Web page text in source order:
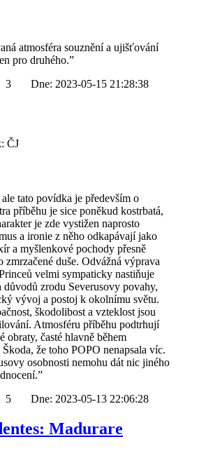
atmosféra souznění a ujišťování
pro druhého.”
3 Dne: 2023-05-15 21:28:38
ČJ
tato povídka je především o
příběhu je sice poněkud kostrbatá,
je zde vystižen naprosto
a ironie z něho odkapávají jako
a myšlenkové pochody přesně
zmrzačené duše. Odvážná výprava
velmi sympaticky nastiňuje
důvodů zrodu Severusovy povahy,
vývoj a postoj k okolnímu světu.
škodolibost a vzteklost jsou
Atmosféru příběhu podtrhují
obraty, časté hlavně během
že toho POPO nenapsala víc.
osobnosti nemohu dát nic jiného
5 Dne: 2023-05-13 22:06:28
Madurare